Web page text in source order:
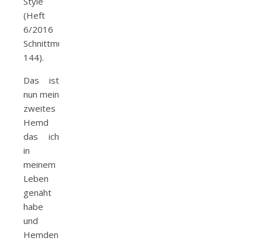
(Heft
6/2016
Schnittmusternummer:
144).
Das ist
nun mein
zweites
Hemd
das ich
in
meinem
Leben
genäht
habe
und
Hemden